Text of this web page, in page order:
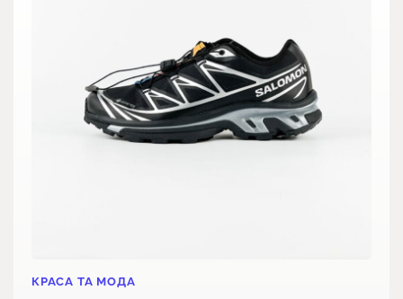
КРАСА ТА МОДА